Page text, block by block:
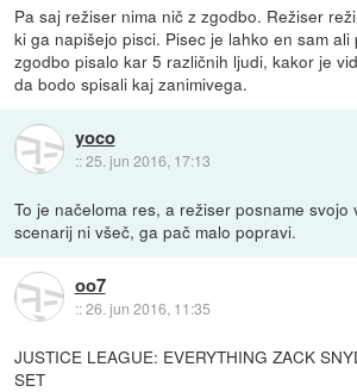
Pa saj režiser nima nič z zgodbo. Režiser
ki ga napišejo pisci. Pisec je lahko en sam ali
zgodbo pisalo kar 5 različnih ljudi, kakor je
da bodo spisali kaj zanimivega.
yoco
::25. jun 2016, 17:13
To je načeloma res, a režiser posname svojo
scenarij ni všeč, ga pač malo popravi.
oo7
::26. jun 2016, 11:35
JUSTICE LEAGUE: EVERYTHING ZACK
SET